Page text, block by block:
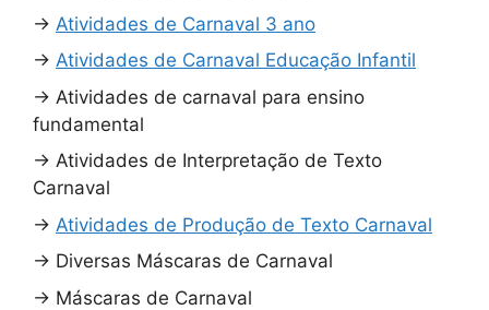
→ Atividades de Carnaval 3 ano
→ Atividades de Carnaval Educação Infantil
→ Atividades de carnaval para ensino
fundamental
→ Atividades de Interpretação de Texto
Carnaval
→ Atividades de Produção de Texto Carnaval
→ Diversas Máscaras de Carnaval
→ Máscaras de Carnaval